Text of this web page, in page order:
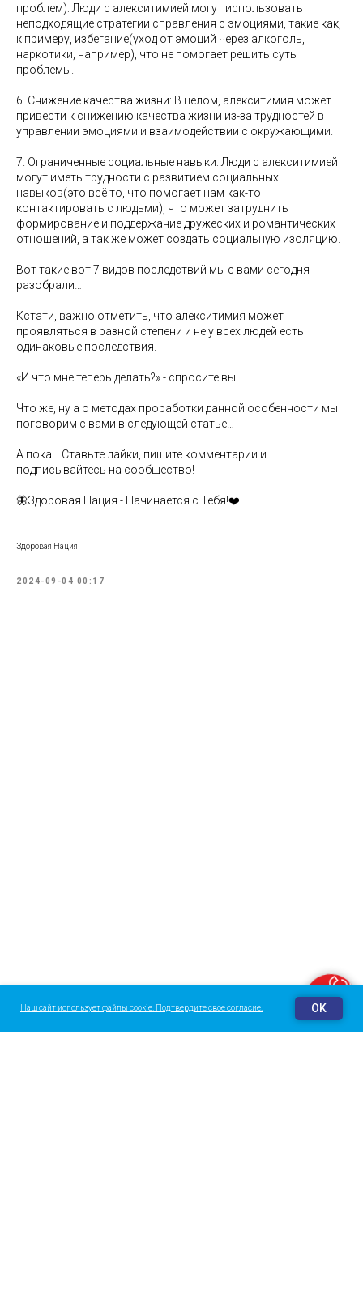
проблем): Люди с алекситимией могут использовать
неподходящие стратегии справления с эмоциями, такие как,
к примеру, избегание(уход от эмоций через алкоголь,
наркотики, например), что не помогает решить суть
проблемы.
6. Снижение качества жизни: В целом, алекситимия может
привести к снижению качества жизни из-за трудностей в
управлении эмоциями и взаимодействии с окружающими.
7. Ограниченные социальные навыки: Люди с алекситимией
могут иметь трудности с развитием социальных
навыков(это всё то, что помогает нам как-то
контактировать с людьми), что может затруднить
формирование и поддержание дружеских и романтических
отношений, а так же может создать социальную изоляцию.
Вот такие вот 7 видов последствий мы с вами сегодня
разобрали…
Кстати, важно отметить, что алекситимия может
проявляться в разной степени и не у всех людей есть
одинаковые последствия.
«И что мне теперь делать?» - спросите вы…
Что же, ну а о методах проработки данной особенности мы
поговорим с вами в следующей статье…
А пока… Ставьте лайки, пишите комментарии и
подписывайтесь на сообщество!
🦋Здоровая Нация - Начинается с Тебя!❤️
Здоровая Нация
2024-09-04 00:17
Наш сайт использует файлы cookie. Подтвердите свое согласие. OK